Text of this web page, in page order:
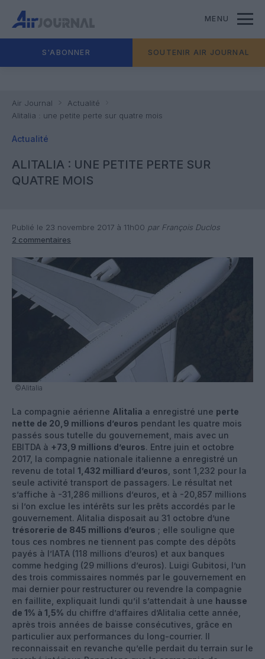
MENU
S'ABONNER SOUTENIR AIR JOURNAL
Air Journal
Actualité
Alitalia : une petite perte sur quatre mois
Actualité
ALITALIA : UNE PETITE PERTE SUR
QUATRE MOIS
Publié le 23 novembre 2017 à 11h00 par François Duclos
2 commentaires
©Alitalia
La compagnie aérienne Alitalia a enregistré une perte
nette de 20,9 millions d’euros pendant les quatre mois
passés sous tutelle du gouvernement, mais avec un
EBITDA à +73,9 millions d’euros. Entre juin et octobre
2017, la compagnie nationale italienne a enregistré un
revenu de total 1,432 milliard d’euros , sont 1,232 pour la
seule activité transport de passagers. Le résultat net
s’affiche à -31,286 millions d’euros, et à -20,857 millions
si l’on exclue les intérêts sur les prêts accordés par le
gouvernement. Alitalia disposait au 31 octobre d’une
trésorerie de 845 millions d’euros ; elle souligne que
tous ces nombres ne tiennent pas compte des dépôts
payés à l’IATA (118 millions d’euros) et aux banques
comme hedging (29 millions d’euros). Luigi Gubitosi, l’un
des trois commissaires nommés par le gouvernement en
mai dernier pour restructurer ou revendre la compagnie
en faillite, expliquait lundi qu’il s’attendait à une hausse
de 1% à 1,5% du chiffre d’affaires d’Alitalia cette année,
après trois années de baisse consécutives, grâce en
particulier aux performances du long-courrier. Il
reconnaissait en revanche qu’elle perdait du terrain sur le